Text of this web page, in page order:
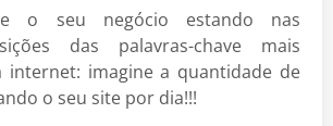
o seu negócio estando nas
das palavras-chave mais
internet: imagine a quantidade de
o seu site por dia!!!